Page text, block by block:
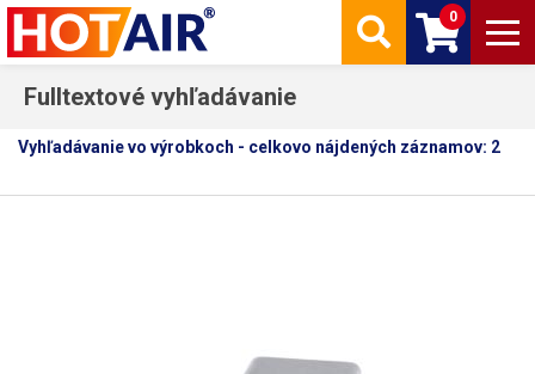
0
Fulltextové vyhľadávanie
Vyhľadávanie vo výrobkoch - celkovo nájdených záznamov: 2